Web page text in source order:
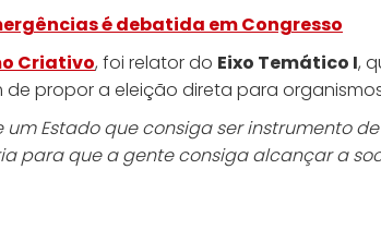
é debatida em Congresso
Criativo, foi relator do Eixo Temático I,
propor a eleição direta para
um Estado que consiga ser instrumento
para que a gente consiga alcançar a